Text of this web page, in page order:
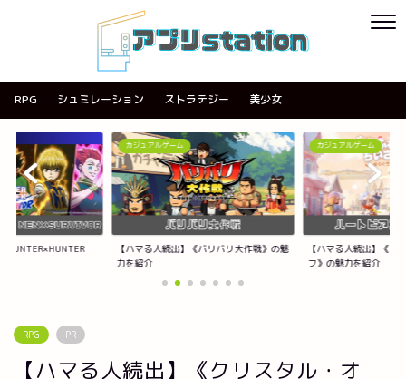
RPG シュミレーション ストラテジー 美少女
バリバリ大作戦》の魅
カジュアルゲーム
【ハマる人続出】《ハートピアスローライ
フ》の魅力を紹介
カジュアルゲーム
【ハマる人続出】《
紹介
RPG PR
【ハマる人続出】《クリスタル・オ